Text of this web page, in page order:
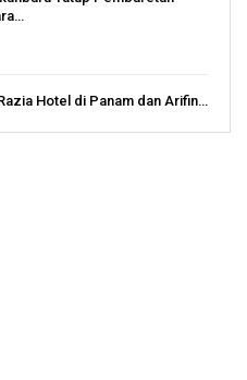
Hotel di Panam dan Arifin…